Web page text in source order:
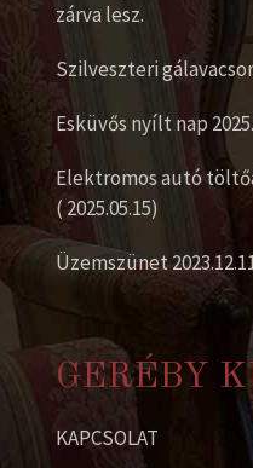
zárva lesz.
Szilveszteri
Esküvős nyílt nap
Elektromos autó
( 2025.05.15)
Üzemszünet
GERÉBY
KAPCSOLAT